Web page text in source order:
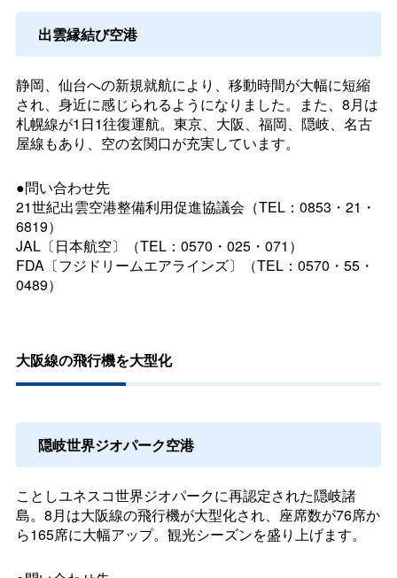
出雲縁結び空港
静岡、仙台への新規就航により、移動時間が大幅に短縮
され、身近に感じられるようになりました。また、8月は
札幌線が1日1往復運航。東京、大阪、福岡、隠岐、名古
屋線もあり、空の玄関口が充実しています。
●問い合わせ先
21世紀出雲空港整備利用促進協議会（TEL：0853・21・
6819）
JAL〔日本航空〕（TEL：0570・025・071）
FDA〔フジドリームエアラインズ〕（TEL：0570・55・
0489）
大阪線の飛行機を大型化
隠岐世界ジオパーク空港
ことしユネスコ世界ジオパークに再認定された隠岐諸
島。8月は大阪線の飛行機が大型化され、座席数が76席か
ら165席に大幅アップ。観光シーズンを盛り上げます。